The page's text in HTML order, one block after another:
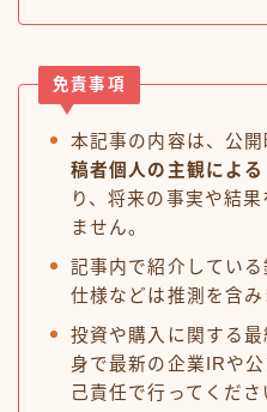
免責事項
本記事の内容は、公
稿者個人の主観による
り、将来の事実や結
ません。
記事内で紹介してい
仕様などは推測を含み
投資や購入に関する
身で最新の企業IRや
己責任で行ってくださ